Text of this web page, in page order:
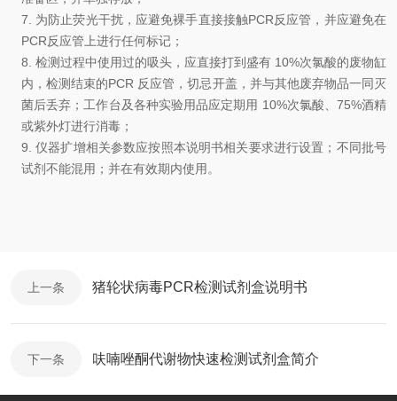
7. 为防止荧光干扰，应避免裸手直接接触PCR反应管，并应避免在
PCR反应管上进行任何标记 ；
8. 检测过程中使用过的吸头，应直接打到盛有 10%次氯酸的废物缸
内，检测结束的PCR 反应管，切忌开盖，并与其他废弃物品一同灭
菌后丢弃 ； 工作台及各种实验用品应定期用 10%次氯酸、 75%酒精
或紫外灯进行消毒 ；
9.仪器扩增相关参数应按照本说明书相关要求进行设置； 不同批号
试剂不能混用 ； 并在有效期内使用。
上一条 猪轮状病毒PCR检测试剂盒说明书
下一条 呋喃唑酮代谢物快速检测试剂盒简介